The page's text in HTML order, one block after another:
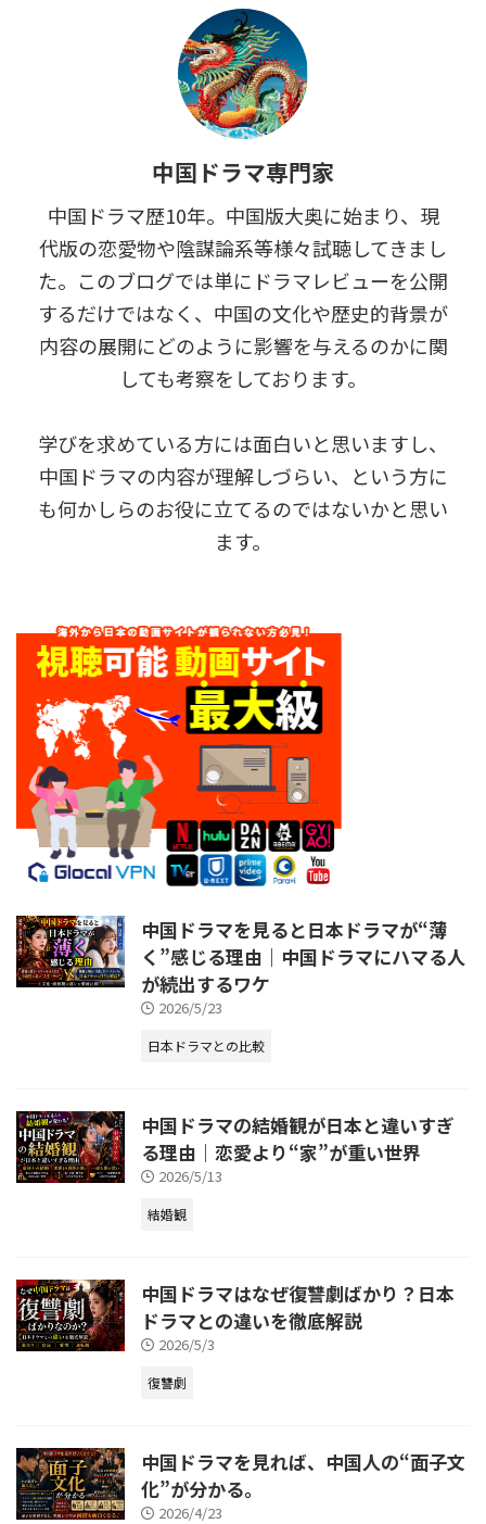
中国ドラマ専門家
中国ドラマ歴10年。中国版大奥に始まり、現
代版の恋愛物や陰謀論系等様々試聴してきまし
た。このブログでは単にドラマレビューを公開
するだけではなく、中国の文化や歴史的背景が
内容の展開にどのように影響を与えるのかに関
しても考察をしております。
学びを求めている方には面白いと思いますし、
中国ドラマの内容が理解しづらい、という方に
も何かしらのお役に立てるのではないかと思い
ます。
中国ドラマを見ると日本ドラマが“薄
く”感じる理由｜中国ドラマにハマる人
が続出するワケ
2026/5/23
日本ドラマとの比較
中国ドラマの結婚観が日本と違いすぎ
る理由｜恋愛より“家”が重い世界
2026/5/13
結婚観
中国ドラマはなぜ復讐劇ばかり？日本
ドラマとの違いを徹底解説
2026/5/3
復讐劇
中国ドラマを見れば、中国人の“面子文
化”が分かる。
2026/4/23